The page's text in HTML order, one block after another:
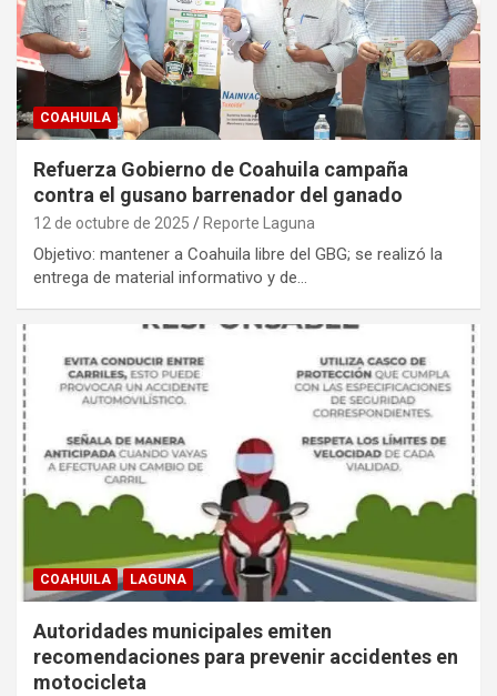
COAHUILA
Refuerza Gobierno de Coahuila campaña
contra el gusano barrenador del ganado
12 de octubre de 2025 Reporte Laguna
Objetivo: mantener a Coahuila libre del GBG; se realizó la
entrega de material informativo y de…
COAHUILA LAGUNA
Autoridades municipales emiten
recomendaciones para prevenir accidentes en
motocicleta